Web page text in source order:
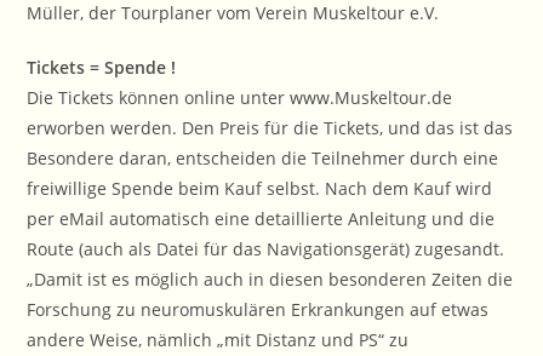
Müller, der Tourplaner vom Verein Muskeltour e.V.
Tickets = Spende !
Die Tickets können online unter www.Muskeltour.de
erworben werden. Den Preis für die Tickets, und das ist das
Besondere daran, entscheiden die Teilnehmer durch eine
freiwillige Spende beim Kauf selbst. Nach dem Kauf wird
per eMail automatisch eine detaillierte Anleitung und die
Route (auch als Datei für das Navigationsgerät) zugesandt.
„Damit ist es möglich auch in diesen besonderen Zeiten die
Forschung zu neuromuskulären Erkrankungen auf etwas
andere Weise, nämlich „mit Distanz und PS“ zu